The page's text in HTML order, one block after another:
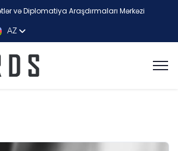
və Diplomatiya Araşdırmaları Mərkəzi
AZ